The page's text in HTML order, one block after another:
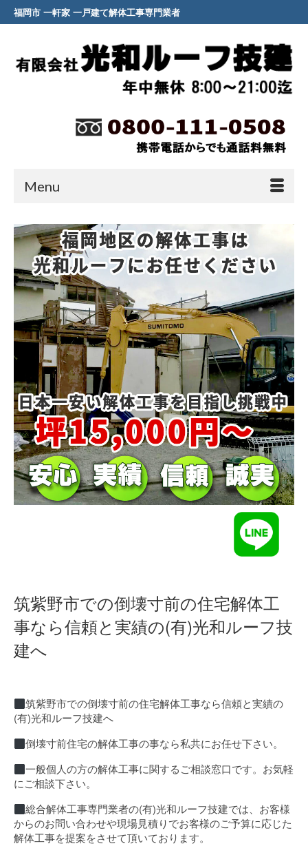
福岡市 一軒家 一戸建て解体工事専門業者
Menu
筑紫野市での倒壊寸前の住宅解体工
事なら信頼と実績の(有)光和ルーフ技
建へ
筑紫野市での倒壊寸前の住宅解体工事なら信頼と実績の
(有)光和ルーフ技建へ
倒壊寸前住宅の解体工事の事なら私共にお任せ下さい。
一般個人の方の解体工事に関するご相談窓口です。お気軽
にご相談下さい。
総合解体工事専門業者の(有)光和ルーフ技建では、お客様
からのお問い合わせや現場見積りでお客様のご予算に応じた
解体工事を提案をさせて頂いております。